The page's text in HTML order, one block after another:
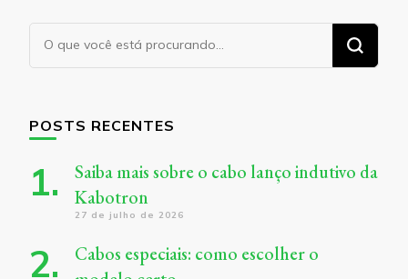
Procurando
algo?
POSTS RECENTES
Saiba mais sobre o cabo lanço indutivo da
Kabotron
27 de julho de 2026
Cabos especiais: como escolher o